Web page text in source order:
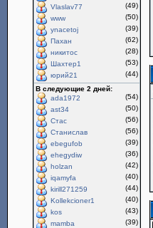
Vlaslav77
(49)
www
(50)
ynacetoj
(39)
Пахан
(62)
никитос
(28)
Шахтер1
(53)
юрий21
(44)
В следующие 2 дней:
ada1972
(54)
ast34
(50)
Стас
(56)
Станислав
(56)
ebegufob
(39)
ehegydiw
(36)
holzan
(42)
iqamyfa
(40)
kirill271259
(44)
Kollekcioner1
(40)
kos
(43)
mamba
(39)